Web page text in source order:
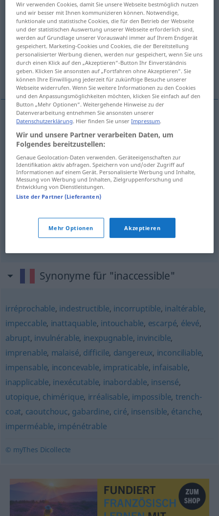
Übersicht aller Übersetzungen
(Für mehr Details die Übersetzung anklicken/antippen)
unerreichbar, unzugänglich
unnahbar, unzugänglich
unerreichbar(für jemanden inaccessible
lieu, buta. FIG
unzugänglich inaccessible textea. FIG
unnahbar inaccessible personne
unzugänglich inaccessible
Synonyme für "inaccessible"
irréprochable, indestructible, incorruptible, inaltérable,
impeccable, inattaquable, intouchable, escarpé, élevé,
abrupt, invulnérable, inexpugnable, invincible,
imprenable, malaisé, difficile, dangereux, inconciliable,
impensable, inconcevable, impraticable, infaisable,
inapplicable, inexécutable, inabordable, insensé,
utopique, chimérique, irréalisable, impossible, trench-
coat, caoutchouc, gabardine, ciré, insensible, étanche,
imperméable, impénétrable
© myThes Dicollecte
Wir verwenden Cookies, damit Sie unsere Webseite bestmöglich nutzen
und wir besser mit Ihnen kommunizieren können. Notwendige,
funktionale und statistische Cookies, die für den Betrieb der Webseite
und der statistischen Auswertung unserer Webseite erforderlich sind,
werden auf Grundlage unserer Vorauswahl immer auf Ihrem Endgerät
gespeichert. Marketing-Cookies und Cookies, die der Bereitstellung
personalisierter Werbung dienen, werden nur gespeichert, wenn Sie uns
durch einen Klick auf den „Akzeptieren“-Button Ihr Einverständnis
geben. Klicken Sie ansonsten auf „Fortfahren ohne Akzeptieren“. Sie
können Ihre Einwilligung jederzeit für zukünftige Besuche unserer
Webseite widerrufen. Wenn Sie weitere Informationen zu den Cookies
und den Anpassungsmöglichkeiten möchten, klicken Sie einfach auf den
Button „Mehr Optionen“. Weitergehende Hinweise zu der
Datenverarbeitung entnehmen Sie ansonsten unserer
Datenschutzerklärung. Hier finden Sie unserImpressum.
Wir und unsere Partner verarbeiten Daten, um
Folgendes bereitzustellen:
Genaue Geolocation-Daten verwenden. Geräteeigenschaften zur
Identifikation aktiv abfragen. Speichern von und/oder Zugriff auf
Informationen auf einem Gerät. Personalisierte Werbung und Inhalte,
Messung von Werbung und Inhalten, Zielgruppenforschung und
Entwicklung von Dienstleistungen.
Liste der Partner (Lieferanten)
Mehr Optionen Akzeptieren